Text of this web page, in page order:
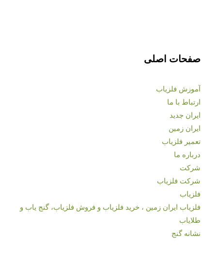
صفحات اصلی
آموزش فلزیاب
ارتباط با ما
ایران جدید
ایران زمین
تعمیر فلزیاب
درباره ما
شرکت
شرکت فلزیاب
فلزیاب
فلزیاب ایران زمین ، خرید فلزیاب و فروش فلزیاب، گنج یاب و
طلایاب
نشانه گنج